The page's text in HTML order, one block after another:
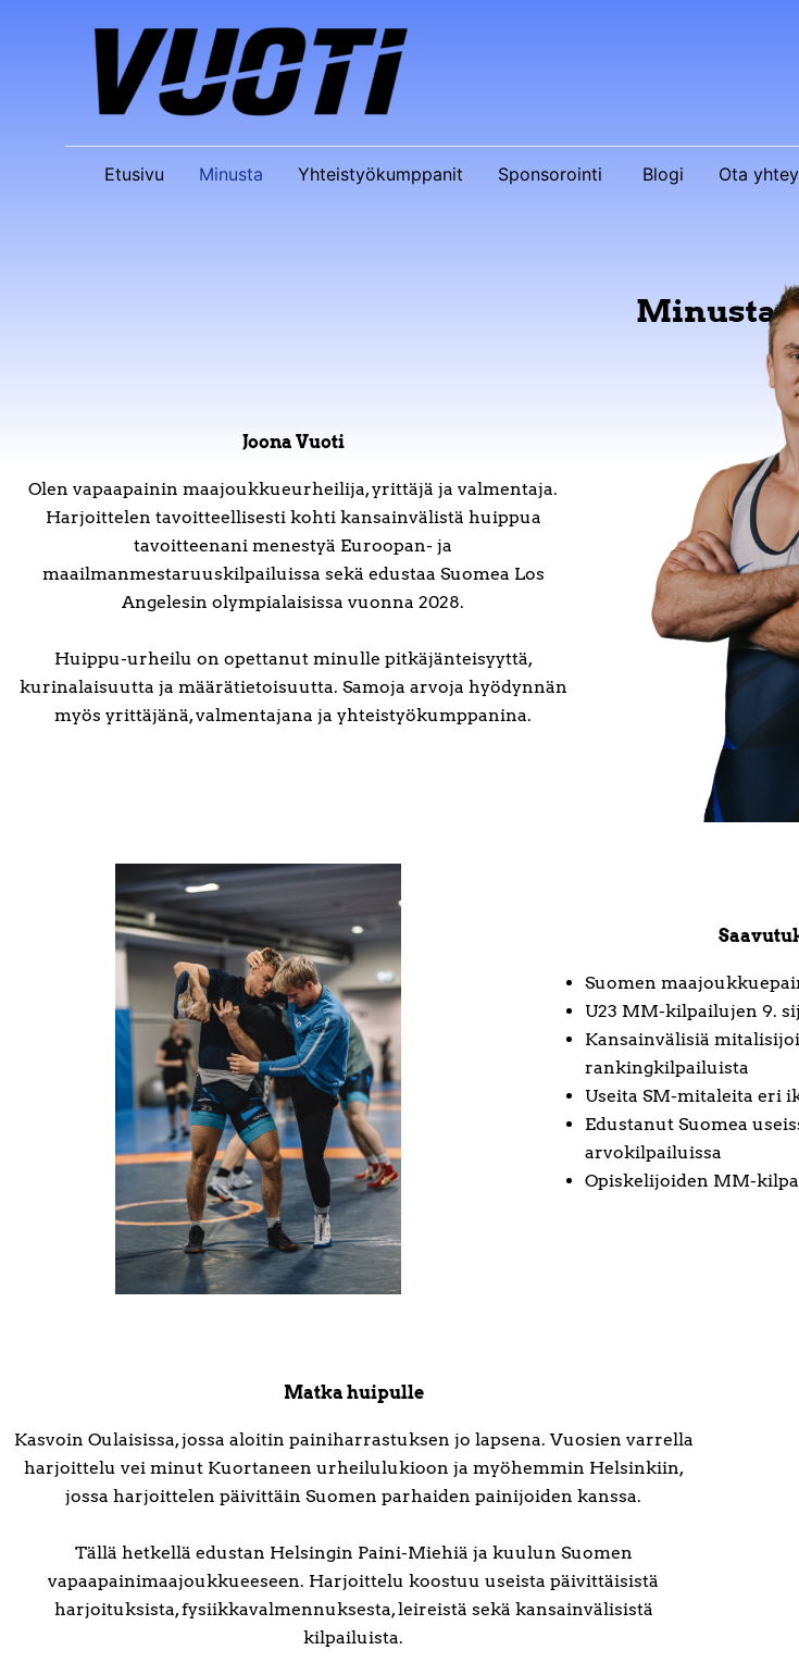
Etusivu Minusta Yhteistyökumppanit Sponsorointi Blogi Ota
Minusta
Joona Vuoti
Olen vapaapainin maajoukkueurheilija, yrittäjä ja valmentaja.
Harjoittelen tavoitteellisesti kohti kansainvälistä huippua
tavoitteenani menestyä Euroopan- ja
maailmanmestaruuskilpailuissa sekä edustaa Suomea Los
Angelesin olympialaisissa vuonna 2028.
Huippu-urheilu on opettanut minulle pitkäjänteisyyttä,
kurinalaisuutta ja määrätietoisuutta. Samoja arvoja hyödynnän
myös yrittäjänä, valmentajana ja yhteistyökumppanina.
Suomen
U23 MM-kilpailujen 9.
Kansainvälisiä
rankingkilpailuista
Useita SM-mitaleita eri
Edustanut Suomea
arvokilpailuissa
Opiskelijoiden MM-
Matka huipulle
Kasvoin Oulaisissa, jossa aloitin painiharrastuksen jo lapsena. Vuosien varrella
harjoittelu vei minut Kuortaneen urheilulukioon ja myöhemmin Helsinkiin,
jossa harjoittelen päivittäin Suomen parhaiden painijoiden kanssa.
Tällä hetkellä edustan Helsingin Paini-Miehiä ja kuulun Suomen
vapaapainimaajoukkueeseen. Harjoittelu koostuu useista päivittäisistä
harjoituksista, fysiikkavalmennuksesta, leireistä sekä kansainvälisistä
kilpailuista.